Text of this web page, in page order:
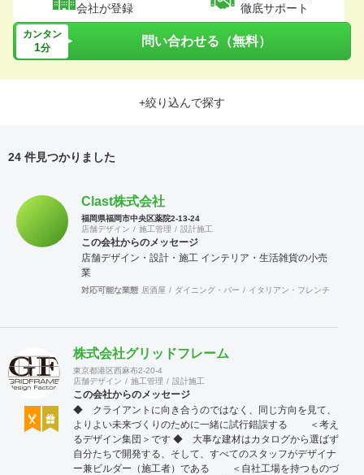
会社が登録
徹底サポート
カンタン
1分 問い合わせる（無料）
+絞り込んで探す
24 件見つかりました
Clast株式会社
福岡県福岡市中央区薬院2-13-24
店舗デザイン
施工管理 設計施工
この会社からのメッセージ
店舗デザイン・設計・施工 インテリア・生活雑貨の小売
業
対応可能な業態 居酒屋 ダイニング・バー イタリアン・フレンチ
株式会社グリッドフレーム
東京都港区西麻布2-20-4
店舗デザイン
施工管理 設計施工
この会社からのメッセージ
◆ クライアントに向き合うのではなく、同じ方向を見て、
よりよい未来づくりのために一緒に試行錯誤する ＜考え
るデザイン集団＞です ◆ 大事な建材はカタログから選ばず
自分たちで開発する、そして、すべてのスタッフがデザイナ
ー兼ビルダー（施工者）である ＜自社工場を持つものづ